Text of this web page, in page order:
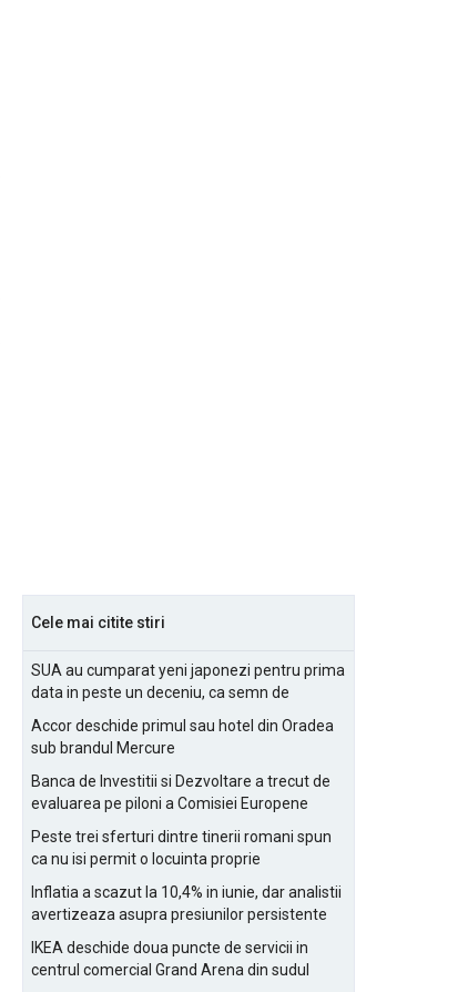
Cele mai citite stiri
SUA au cumparat yeni japonezi pentru prima
data in peste un deceniu, ca semn de
Accor deschide primul sau hotel din Oradea
sub brandul Mercure
Banca de Investitii si Dezvoltare a trecut de
evaluarea pe piloni a Comisiei Europene
Peste trei sferturi dintre tinerii romani spun
ca nu isi permit o locuinta proprie
Inflatia a scazut la 10,4% in iunie, dar analistii
avertizeaza asupra presiunilor persistente
IKEA deschide doua puncte de servicii in
centrul comercial Grand Arena din sudul